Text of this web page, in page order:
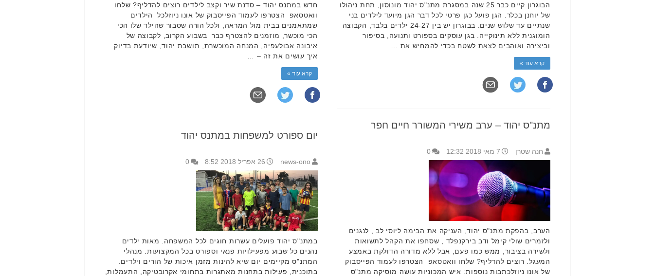
הבוגרון קיים כבר 25 שנה במסגרת מתנ"ס יהוד מונוסון, תחת ניהולו
של יוחנן בכלר. הגן פועל כגן פרטי לכל דבר הגן מיועד לילדים בני
שנתיים עד שלוש שנים. בבוגרון יש בין 24-27 ילדים בלבד, הקבוצה
הומוגנית ללא תינוקייה. בגן עוסקים בספורט ותנועה, בסיפור
וביצירה ואוהבים לצאת לשטח בכדי להמחיש את …
קרא עוד »
חדש במתנס יהוד – סדנת שיר וקצב לילדים רוצים להדליף? שלחו
וואטסאפ הצטרפו לעמוד הפייסבוק של אונו ניוזלכל הילדים
שמתאמנים בבית מול המראה, ולכל הורה שסבור שהילד שלו הכי
הכי מוכשר, מוזמנים להצטרף כבר בשבוע הקרוב, לקבוצה של
איבונה אבולעפיה, המנחה המוכשרת, תושבת יהוד, שיודעת בדיוק
איך עושים את זה – …
קרא עוד »
מתנ"ס יהוד – ערב משירי המשורר חיים חפר
חנה שטרן 7 מאי 2018 12:32 0
הערב, בהפקת מתנ"ס יהוד, העניקה את הבימה ליוסי לב , לנגנים
ולזמרים שולי קימל ודב בירקנפלד , שסחפו את הקהל לתשואות
ולשירה בציבור, ממש כמו פעם, אבל ללא מדורה הדולקת באמצע
המעגל. רוצים להדליף? שלחו וואטסאפ הצטרפו לעמוד הפייסבוק
של אונו ניוזלכתבות נוספות: איש המכוניות עושה מוסיקה מתנ"ס
יום ספורט למשפחות במתנס יהוד
news-ono 26 אפריל 2018 8:52 0
במתנ"ס יהוד פועלים עשרות חוגים לכל המשפחה. מאות ילדים
נהנים כל שבוע מפעילויות פנאי וספורט בכל המקצועות. מנהלי
המתנ"ס מקיימים יום שיא להינות מזמן איכות של הורים וילדים.
בתוכנית, פעילות בתחנות מאתגרות בתחומי אקרובטיקה, התעמלות,